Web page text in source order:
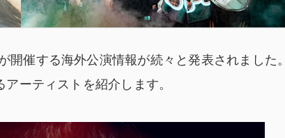
催する海外公演情報が続々と発表されました。
ーティストを紹介します。